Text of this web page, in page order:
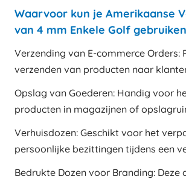
Waarvoor kun je Amerikaanse
van 4 mm Enkele Golf
Verzending van E-commerce Orders:
verzenden van producten naar
Opslag van Goederen: Handig voor
producten in magazijnen of
Verhuisdozen: Geschikt voor het
persoonlijke bezittingen tijdens een
Bedrukte Dozen voor Branding: Deze